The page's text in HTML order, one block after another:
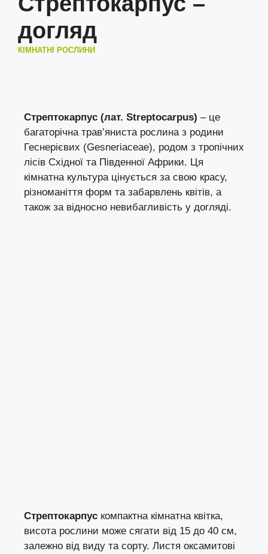
догляд
КІМНАТНІ РОСЛИНИ
Стрептокарпус (лат. Streptocarpus) – це
багаторічна трав’яниста рослина з родини
Геснерієвих (Gesneriaceae), родом з тропічних
лісів Східної та Південної Африки. Ця
кімнатна культура цінується за свою красу,
різноманіття форм та забарвлень квітів, а
також за відносно невибагливість у догляді.
Стрептокарпус компактна кімнатна квітка,
висота рослини може сягати від 15 до 40 см,
залежно від виду та сорту. Листя оксамитові